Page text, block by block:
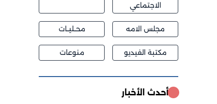
الاجتماعي
مجلس الامه محــليــات
مكتبة الفيديو منوعات
أحدث الأخبار